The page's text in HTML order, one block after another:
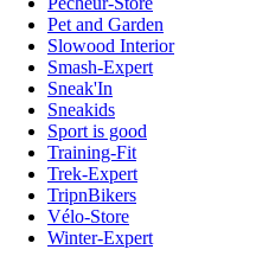
Pet and Garden
Slowood Interior
Smash-Expert
Sneak'In
Sneakids
Sport is good
Training-Fit
Trek-Expert
TripnBikers
Vélo-Store
Winter-Expert